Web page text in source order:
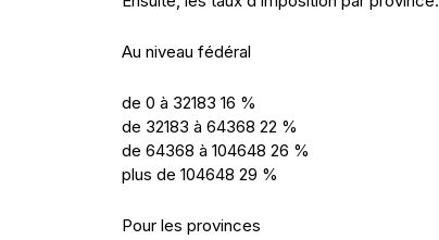
Au niveau fédéral
de 0 à 32183 16 %
de 32183 à 64368 22 %
de 64368 à 104648 26 %
plus de 104648 29 %
Pour les provinces